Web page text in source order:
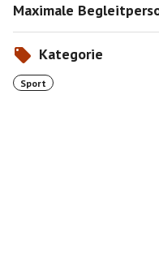
Maximale
Kategorie
Sport